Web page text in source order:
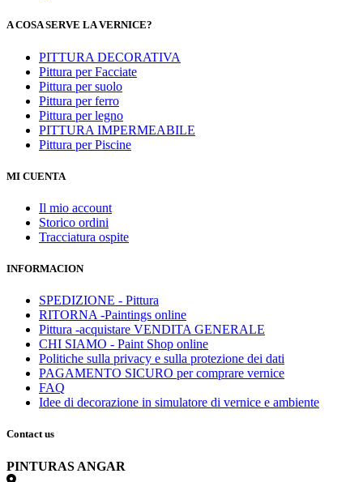
A COSA SERVE LA VERNICE?
PITTURA DECORATIVA
Pittura per Facciate
Pittura per suolo
Pittura per ferro
Pittura per legno
PITTURA IMPERMEABILE
Pittura per Piscine
MI CUENTA
Il mio account
Storico ordini
Tracciatura ospite
INFORMACION
SPEDIZIONE - Pittura
RITORNA -Paintings online
Pittura -acquistare VENDITA GENERALE
CHI SIAMO - Paint Shop online
Politiche sulla privacy e sulla protezione dei dati
PAGAMENTO SICURO per comprare vernice
FAQ
Idee di decorazione in simulatore di vernice e ambiente
Contact us
PINTURAS ANGAR